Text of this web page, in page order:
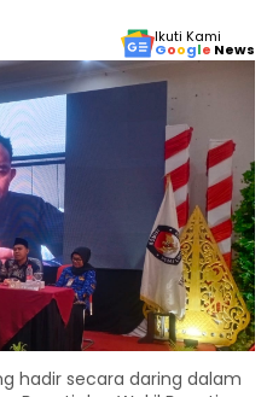
Ikuti Kami
Google News
hadir secara daring dalam